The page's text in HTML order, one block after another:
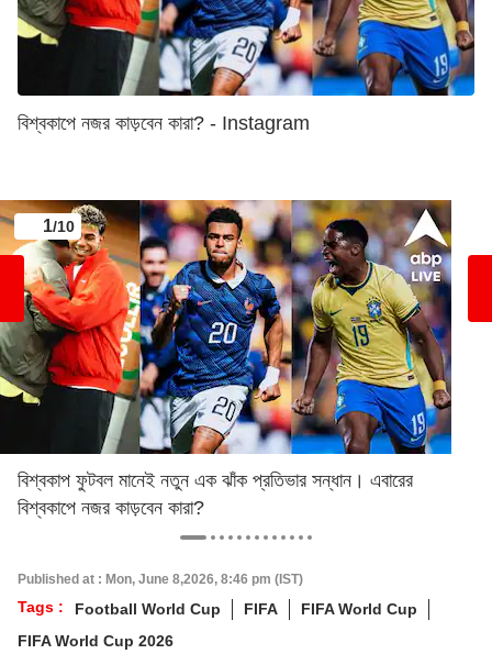
বিশ্বকাপে নজর কাড়বেন কারা? - Instagram
1/10
বিশ্বকাপ ফুটবল মানেই নতুন এক ঝাঁক প্রতিভার সন্ধান। এবারের
বিশ্বকাপে নজর কাড়বেন কারা?
Published at : Mon, June 8,2026, 8:46 pm (IST)
Tags : Football World Cup FIFA
FIFA World Cup
FIFA World Cup 2026